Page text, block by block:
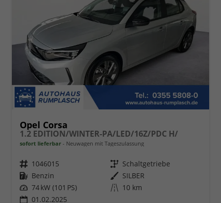
Opel Corsa
1.2 EDITION/WINTER-PA/LED/16Z/PDC H/
sofort lieferbar Neuwagen mit Tageszulassung
Fahrzeugnr. 1046015 Getriebe Schaltgetriebe
Kraftstoff Benzin Außenfarbe SILBER
Leistung 74 kW (101 PS) Kilometerstand 10 km
01.02.2025